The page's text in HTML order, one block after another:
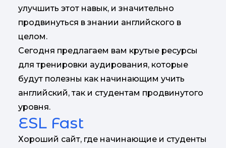
улучшить этот навык, и значительно
продвинуться в знании английского в
целом.
Сегодня предлагаем вам крутые ресурсы
для тренировки аудирования, которые
будут полезны как начинающим учить
английский, так и студентам продвинутого
уровня.
ESL Fast
Хороший сайт, где начинающие и студенты